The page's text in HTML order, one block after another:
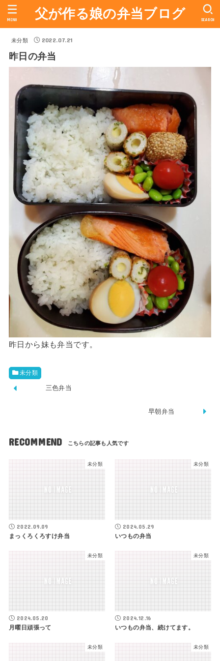
父が作る娘の弁当ブログ SEARCH
MENU
未分類 2022.07.21
昨日の弁当
昨日から妹も弁当です。
未分類
三色弁当
早朝弁当
RECOMMEND
未分類
2022.09.09
まっくろくろすけ弁当
未分類
2024.05.29
いつもの弁当
未分類
2024.05.20
月曜日頑張って
未分類
2024.12.16
いつもの弁当、続けてます。
未分類 未分類